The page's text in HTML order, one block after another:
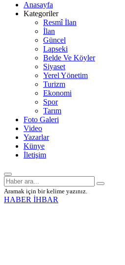
Anasayfa
Kategoriler
Resmî İlan
İlan
Güncel
Lapseki
Belde Ve Köyler
Siyaset
Yerel Yönetim
Turizm
Ekonomi
Spor
Tarım
Foto Galeri
Video
Yazarlar
Künye
İletişim
Aramak için bir kelime yazınız.
HABER İHBAR